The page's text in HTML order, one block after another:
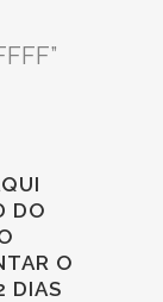
DO
O
DIAS